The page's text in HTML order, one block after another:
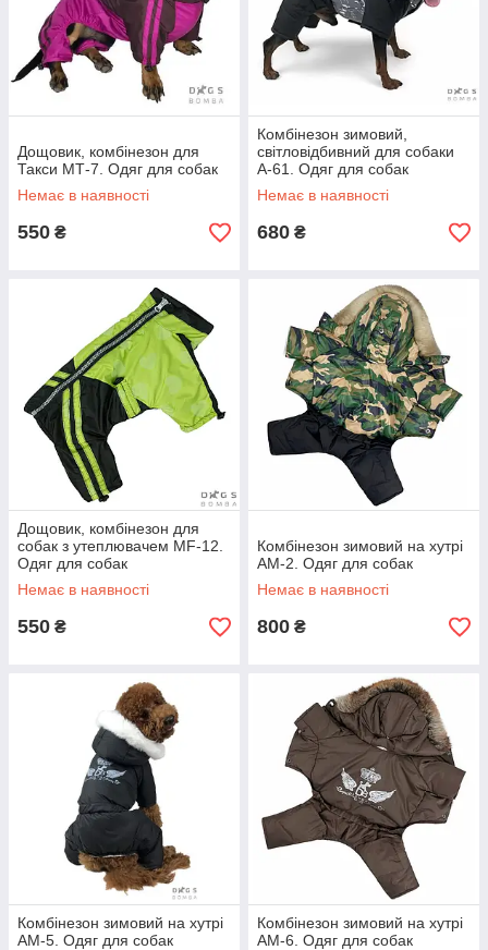
Дощовик, комбінезон для
Такси МТ-7. Одяг для собак
Немає в наявності
550 ₴
Комбінезон зимовий,
світловідбивний для собаки
А-61. Одяг для собак
Немає в наявності
680 ₴
Дощовик, комбінезон для
собак з утеплювачем MF-12.
Одяг для собак
Немає в наявності
550 ₴
Комбінезон зимовий на хутрі
АМ-2. Одяг для собак
Немає в наявності
800 ₴
Комбінезон зимовий на хутрі
АМ-5. Одяг для собак
Комбінезон зимовий на хутрі
АМ-6. Одяг для собак